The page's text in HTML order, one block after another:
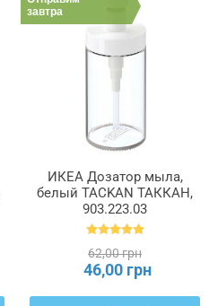
завтра
ИКЕА Дозатор мыла,
белый TACKAN ТАККАН,
903.223.03
62,00 грн
46,00 грн